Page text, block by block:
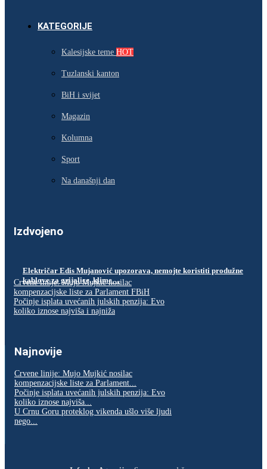
KATEGORIJE
Kalesijske teme HOT
Tuzlanski kanton
BiH i svijet
Magazin
Kolumna
Sport
Na današnji dan
Izdvojeno
Električar Edis Mujanović upozorava, nemojte koristiti produžne
kablove za grijalice, klime…
Crvene linije: Mujo Mujkić nosilac
kompenzacijske liste za Parlament FBiH
Počinje isplata uvećanih julskih penzija: Evo
koliko iznose najviša i najniža
Najnovije
Crvene linije: Mujo Mujkić nosilac
kompenzacijske liste za Parlament...
Počinje isplata uvećanih julskih penzija: Evo
koliko iznose najviša...
U Crnu Goru proteklog vikenda ušlo više ljudi
nego...